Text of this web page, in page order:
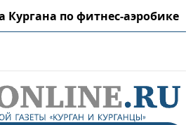
Кургана по фитнес-аэробике